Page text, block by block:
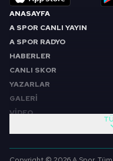
ANASAYFA
A SPOR CANLI YAYIN
A SPOR RADYO
HABERLER
CANLI SKOR
YAZARLAR
GALERİ
VİDEO
SABAH SPORU